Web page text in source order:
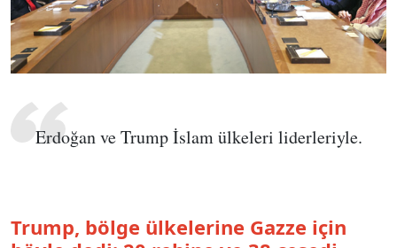
Erdoğan ve Trump İslam ülkeleri liderleriyle.
Trump, bölge ülkelerine Gazze için